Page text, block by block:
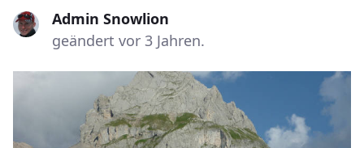
Admin Snowlion
geändert vor 3 Jahren.